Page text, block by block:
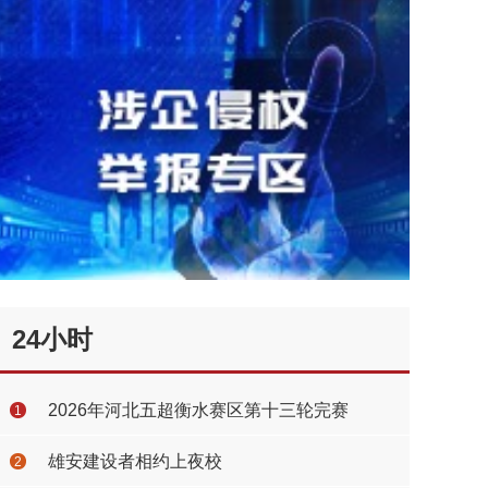
24小时
1 2026年河北五超衡水赛区第十三轮完赛
2 雄安建设者相约上夜校